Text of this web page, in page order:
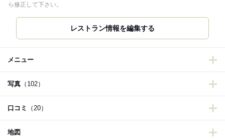
ら修正して下さい。
レストラン情報を編集する
メニュー
写真 （102）
口コミ （20）
地図